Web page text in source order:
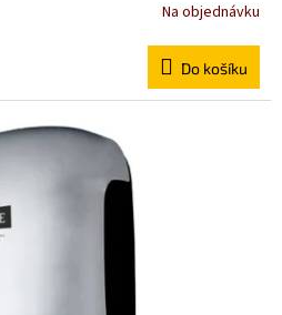
Na objednávku
Do košíku